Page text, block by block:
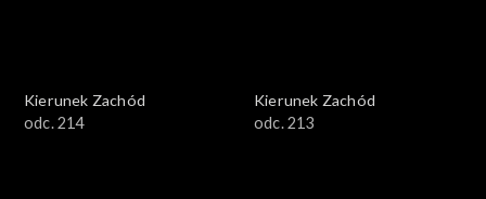
Kierunek Zachód
odc. 214
Kierunek Zachód
odc. 213